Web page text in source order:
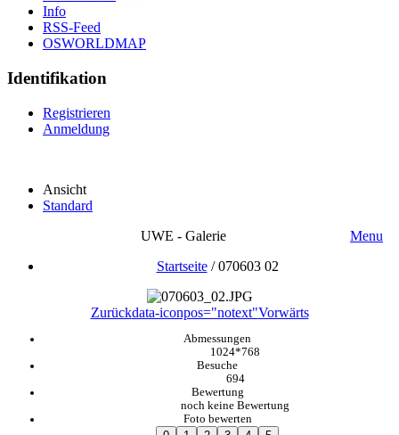
Info
RSS-Feed
OSWORLDMAP
Identifikation
Registrieren
Anmeldung
Ansicht
Standard
UWE - Galerie
Menu
Startseite/070603 02
Zurückdata-iconpos="notext"Vorwärts
Abmessungen
1024*768
Besuche
694
Bewertung
noch keine Bewertung
Foto bewerten